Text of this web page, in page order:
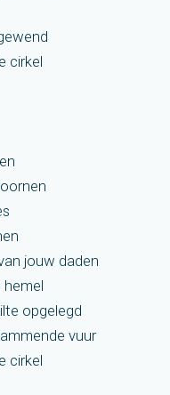
cirkel
jouw daden
hemel
opgelegd
vuur
cirkel